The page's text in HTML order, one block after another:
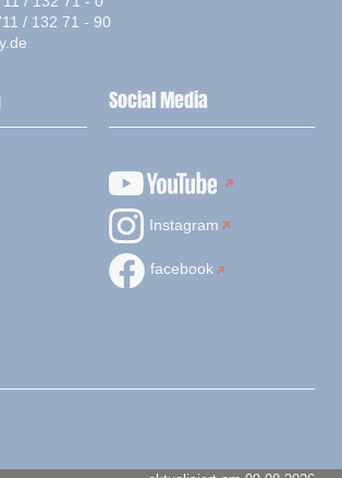
/ 132 71 - 90
Social Media
Instagram
facebook